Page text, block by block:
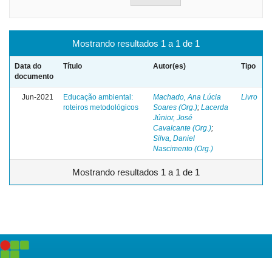
Mostrando resultados 1 a 1 de 1
Data do
documento
Título Autor(es) Tipo
Jun-2021
Educação ambiental:
roteiros metodológicos
Machado, Ana Lúcia
Soares (Org.); Lacerda
Júnior, José
Cavalcante (Org.);
Silva, Daniel
Nascimento (Org.)
Livro
Mostrando resultados 1 a 1 de 1